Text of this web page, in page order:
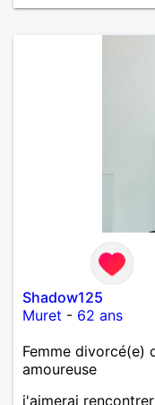
Shadow125
Muret - 62 ans
Femme divorcé(e)
amoureuse
j'aimerai